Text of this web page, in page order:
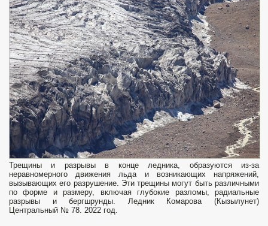
Трещины и разрывы в конце ледника, образуются из-за
неравномерного движения льда и возникающих напряжений,
вызывающих его разрушение. Эти трещины могут быть различными
по форме и размеру, включая глубокие разломы, радиальные
разрывы и бергшрунды. Ледник Комарова (Кызылунет)
Центральный № 78. 2022 год.